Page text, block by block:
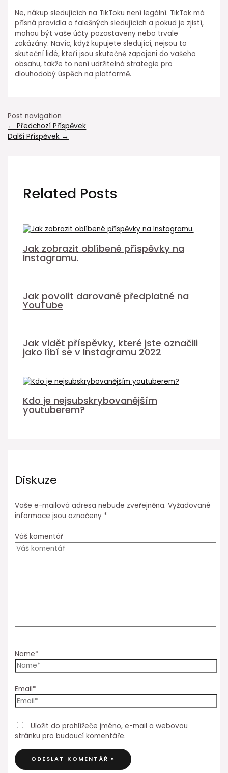
Ne, nákup sledujících na TikToku není legální. TikTok má
přísná pravidla o falešných sledujících a pokud je zjistí,
mohou být vaše účty pozastaveny nebo trvale
zakázány. Navíc, když kupujete sledující, nejsou to
skuteční lidé, kteří jsou skutečně zapojeni do vašeho
obsahu, takže to není udržitelná strategie pro
dlouhodobý úspěch na platformě.
Post navigation
← Předchozí Příspěvek
Další Příspěvek →
Related Posts
Jak zobrazit oblíbené příspěvky na
Instagramu.
Jak povolit darované předplatné na
YouTube
Jak vidět příspěvky, které jste označili
jako líbí se v Instagramu 2022
Kdo je nejsubskrybovanějším
youtuberem?
Diskuze
Vaše e-mailová adresa nebude zveřejněna. Vyžadované
informace jsou označeny *
Váš komentář
Name*
Email*
Uložit do prohlížeče jméno, e-mail a webovou
stránku pro budoucí komentáře.